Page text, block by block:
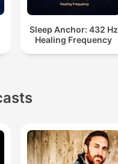
Sleep Anchor: 432 Hz
Healing Frequency